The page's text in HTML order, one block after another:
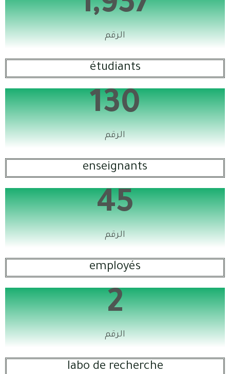
الرقم
étudiants
الرقم
130
enseignants
الرقم
45
employés
الرقم
2
labo de recherche